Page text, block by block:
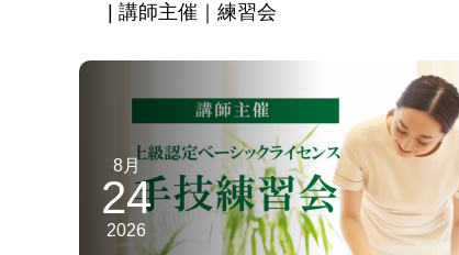
| 講師主催｜練習会
8月
24
2026